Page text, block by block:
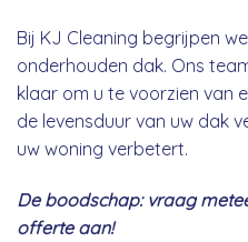
Bij KJ Cleaning begrijpen
onderhouden dak. Ons
klaar om u te voorzien van
de levensduur van uw dak
uw woning verbetert.
De boodschap: vraag
offerte aan!